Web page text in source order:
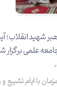
شهید انقلاب؛
علمی برگزار
با ایام تشییع